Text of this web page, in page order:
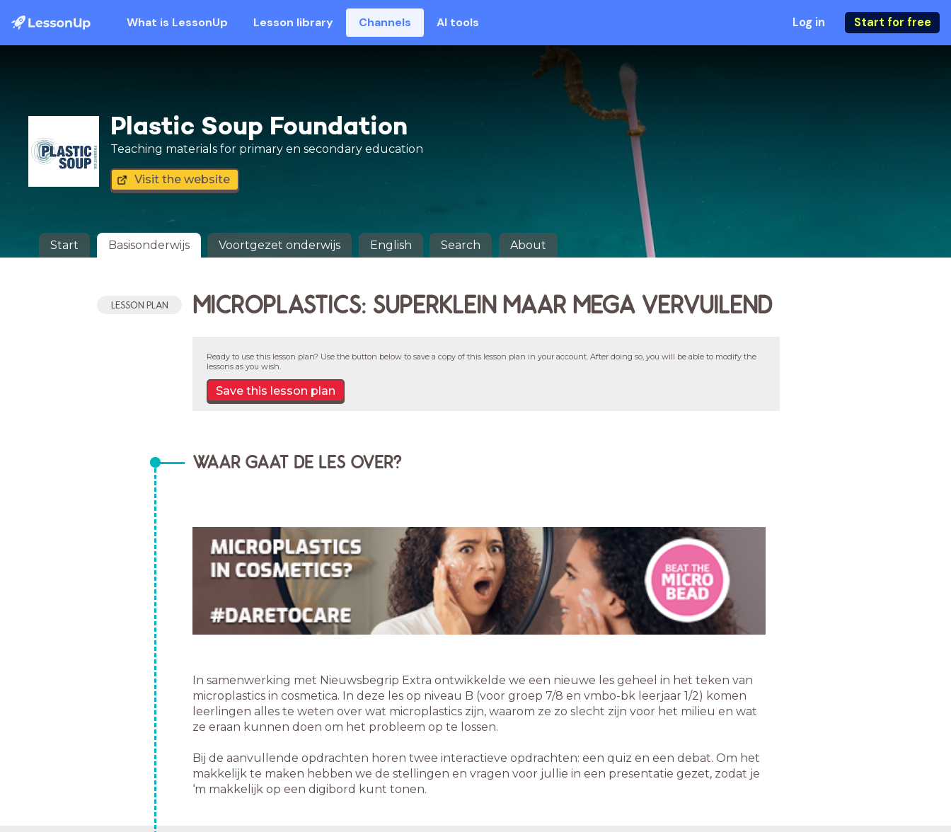
What is LessonUp Lesson library Channels AI tools Log in Start for free
Plastic Soup Foundation
Teaching materials for primary en secondary education
Visit the website
Start Basisonderwijs Voortgezet onderwijs English Search About
LESSON PLAN MICROPLASTICS: SUPERKLEIN MAAR MEGA VERVUILEND
Ready to use this lesson plan? Use the button below to save a copy of this lesson plan in your account. After doing so, you will be able to modify the
lessons as you wish.
Save this lesson plan
WAAR GAAT DE LES OVER?
In samenwerking met Nieuwsbegrip Extra ontwikkelde we een nieuwe les geheel in het teken van
microplastics in cosmetica. In deze les op niveau B (voor groep 7/8 en vmbo-bk leerjaar 1/2) komen
leerlingen alles te weten over wat microplastics zijn, waarom ze zo slecht zijn voor het milieu en wat
ze eraan kunnen doen om het probleem op te lossen.
Bij de aanvullende opdrachten horen twee interactieve opdrachten: een quiz en een debat. Om het
makkelijk te maken hebben we de stellingen en vragen voor jullie in een presentatie gezet, zodat je
‘m makkelijk op een digibord kunt tonen.